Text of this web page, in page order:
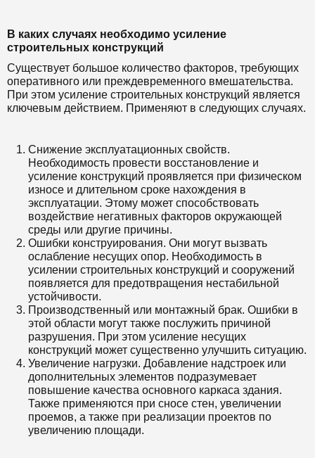
В каких случаях необходимо усиление
строительных конструкций
Существует большое количество факторов, требующих
оперативного или преждевременного вмешательства.
При этом усиление строительных конструкций является
ключевым действием. Применяют в следующих случаях.
Снижение эксплуатационных свойств.
Необходимость провести восстановление и
усиление конструкций проявляется при физическом
износе и длительном сроке нахождения в
эксплуатации. Этому может способствовать
воздействие негативных факторов окружающей
среды или другие причины.
Ошибки конструирования. Они могут вызвать
ослабление несущих опор. Необходимость в
усилении строительных конструкций и сооружений
появляется для предотвращения нестабильной
устойчивости.
Производственный или монтажный брак. Ошибки в
этой области могут также послужить причиной
разрушения. При этом усиление несущих
конструкций может существенно улучшить ситуацию.
Увеличение нагрузки. Добавление надстроек или
дополнительных элементов подразумевает
повышение качества основного каркаса здания.
Также применяются при сносе стен, увеличении
проемов, а также при реализации проектов по
увеличению площади.